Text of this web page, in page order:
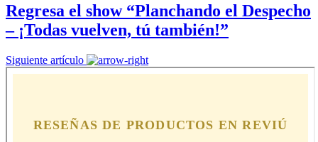
Regresa el show “Planchando el Despecho
– ¡Todas vuelven, tú también!”
Siguiente artículo